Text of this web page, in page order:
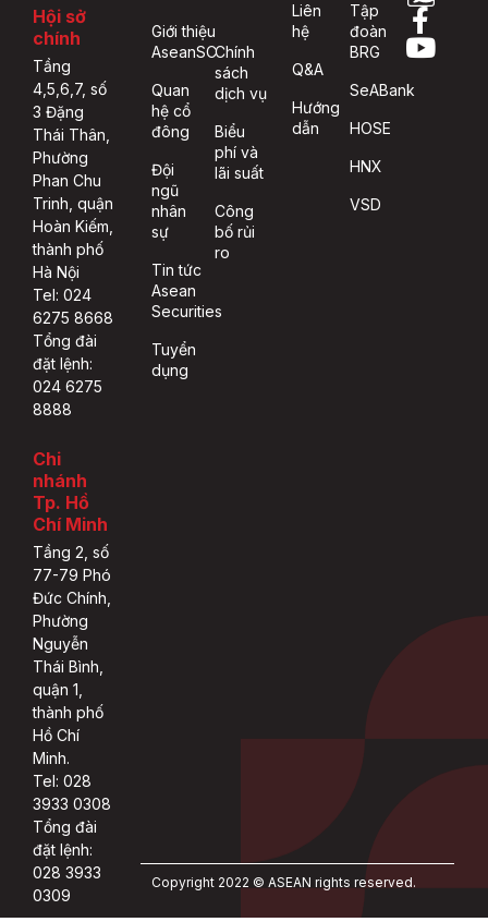
Hội sở
chính
Tầng
4,5,6,7, số
3 Đặng
Thái Thân,
Phường
Phan Chu
Trinh, quận
Hoàn Kiếm,
thành phố
Hà Nội
Tel: 024
6275 8668
Tổng đài
đặt lệnh:
024 6275
8888
Chi
nhánh
Tp. Hồ
Chí Minh
Tầng 2, số
77-79 Phó
Đức Chính,
Phường
Nguyễn
Thái Bình,
quận 1,
thành phố
Hồ Chí
Minh.
Tel: 028
3933 0308
Tổng đài
đặt lệnh:
028 3933
0309
Giới thiệu
AseanSC
Quan
hệ cổ
đông
Đội
ngũ
nhân
sự
Tin tức
Asean
Securities
Tuyển
dụng
Chính
sách
dịch vụ
Biểu
phí và
lãi suất
Công
bố rủi
ro
Liên
hệ
Q&A
Hướng
dẫn
Tập
đoàn
BRG
SeABank
HOSE
HNX
VSD
Copyright 2022 © ASEAN rights reserved.